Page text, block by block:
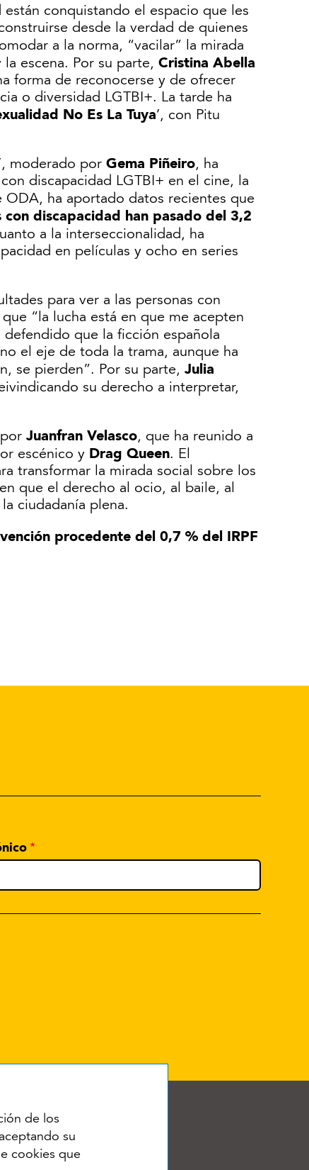
de los
su
cookies que
conquistando el espacio que les
desde la verdad de quienes
a la norma, “vacilar” la mirada
escena. Por su parte, Cristina Abella
forma de reconocerse y de ofrecer
o diversidad LGTBI+. La tarde ha
No Es La Tuya’, con Pitu
moderado por Gema Piñeiro, ha
discapacidad LGTBI+ en el cine, la
ha aportado datos recientes que
con discapacidad han pasado del 3,2
a la interseccionalidad, ha
en películas y ocho en series
para ver a las personas con
“la lucha está en que me acepten
defendido que la ficción española
el eje de toda la trama, aunque ha
se pierden”. Por su parte, Julia
su derecho a interpretar,
Juanfran Velasco, que ha reunido a
escénico y Drag Queen. El
transformar la mirada social sobre los
que el derecho al ocio, al baile, al
ciudadanía plena.
procedente del 0,7 % del IRPF